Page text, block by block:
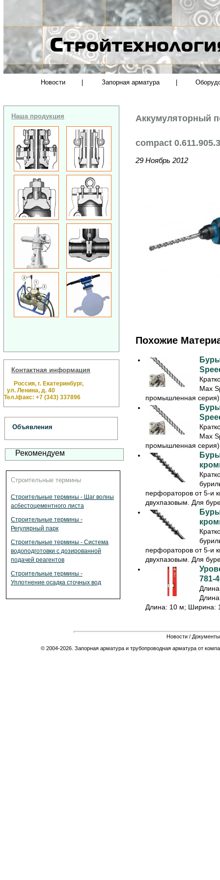
Новости Запорная арматура
Наша продукция
Контактная информация
Россия, г. Екатеринбург,
ул. Ленина, д. 40
Тел./факс: +7 (343) 337896
Объявления
Рекомендуем
Строительные термины
Строительные термины - Шаг волны
асбестоцементного листа
Строительные термины -
Регулярный парк
Строительные термины - Система
водоподготовки с дозированной
подачей реагентов
Строительные термины -
Уплотнение осадка сточных вод
Аккумуляторный
compact
29 Ноябрь 2012
Похожие
Max
промышленная
Max
промышленная
перфораторов от 5-и
двухпазовым. Для
перфораторов от 5-и
двухпазовым. Для
781-
Длина: 10 м; Ширина:
Новости / Документы
© 2004-2026. Запорная арматура и трубопроводная арматура от